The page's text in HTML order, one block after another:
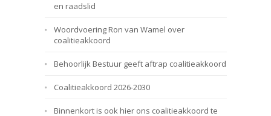
en raadslid
Woordvoering Ron van Wamel over
coalitieakkoord
Behoorlijk Bestuur geeft aftrap coalitieakkoord
Coalitieakkoord 2026-2030
Binnenkort is ook hier ons coalitieakkoord te